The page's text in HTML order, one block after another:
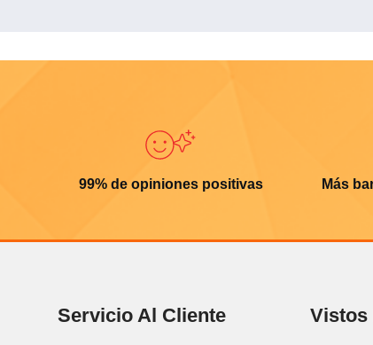
99% de opiniones positivas Más
Servicio Al Cliente Vistos